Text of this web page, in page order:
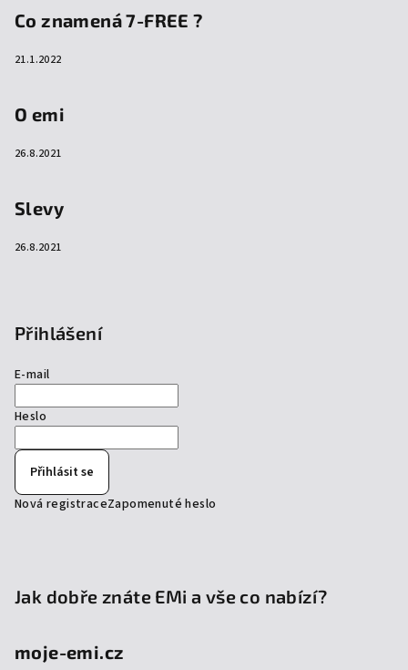
Co znamená 7-FREE ?
21.1.2022
O emi
26.8.2021
Slevy
26.8.2021
Přihlášení
E-mail
Heslo
Přihlásit se
Nová registraceZapomenuté heslo
Jak dobře znáte EMi a vše co nabízí?
moje-emi.cz